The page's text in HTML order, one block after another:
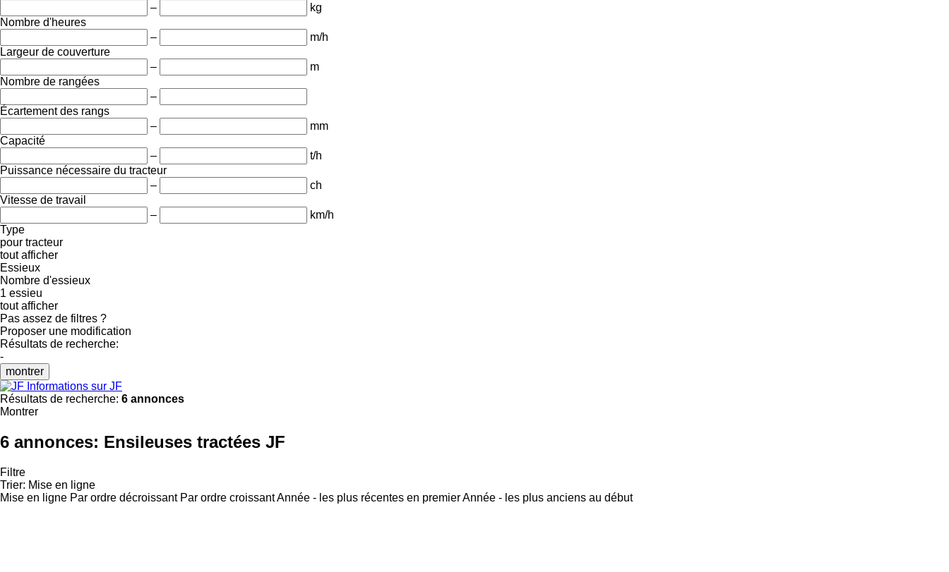
–
kg
Nombre d'heures
–
m/h
Largeur de couverture
–
m
Nombre de rangées
–
Écartement des rangs
–
mm
Capacité
–
t/h
Puissance nécessaire du tracteur
–
ch
Vitesse de travail
–
km/h
Type
pour tracteur
tout afficher
Essieux
Nombre d'essieux
1 essieu
tout afficher
Pas assez de filtres ?
Proposer une modification
Résultats de recherche:
-
montrer
Informations sur JF
Résultats de recherche: 6 annonces
Montrer
6 annonces: Ensileuses tractées JF
Filtre
Trier: Mise en ligne
Mise en ligne Par ordre décroissant Par ordre croissantAnnée - les plus récentes en premierAnnée - les plus anciens au début